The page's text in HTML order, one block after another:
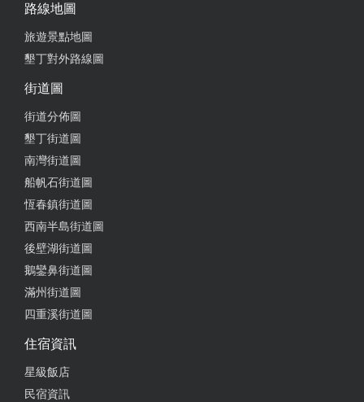
路線地圖
旅遊景點地圖
墾丁對外路線圖
街道圖
街道分佈圖
墾丁街道圖
南灣街道圖
船帆石街道圖
恆春鎮街道圖
西南半島街道圖
後壁湖街道圖
鵝鑾鼻街道圖
滿州街道圖
四重溪街道圖
住宿資訊
星級飯店
民宿資訊